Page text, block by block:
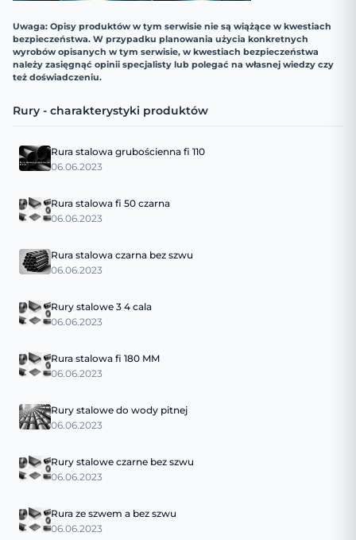
Uwaga: Opisy produktów w tym serwisie nie są wiążące w kwestiach
bezpieczeństwa. W przypadku planowania użycia konkretnych
wyrobów opisanych w tym serwisie, w kwestiach bezpieczeństwa
należy zasięgnąć opinii specjalisty lub polegać na własnej wiedzy czy
też doświadczeniu.
Rury - charakterystyki produktów
Rura stalowa grubościenna fi 110
06.06.2023
Rura stalowa fi 50 czarna
06.06.2023
Rura stalowa czarna bez szwu
06.06.2023
Rury stalowe 3 4 cala
06.06.2023
Rura stalowa fi 180 MM
06.06.2023
Rury stalowe do wody pitnej
06.06.2023
Rury stalowe czarne bez szwu
06.06.2023
Rura ze szwem a bez szwu
06.06.2023